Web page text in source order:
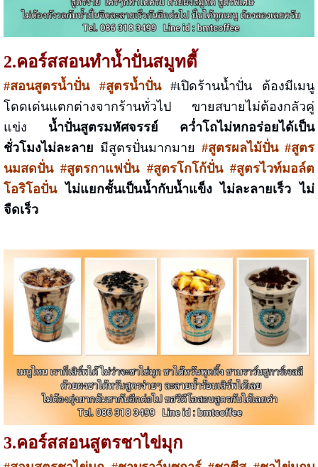
2.คอร์สสอนทำน้ำปั่นสมูทตี้
#สอนสูตรน้ำปั่น #สูตรน้ำปั่น
#เปิดร้านน้ำปั่น ต้องมีเมนู
โดดเด่นแตกต่างจากร้านทั่วไป ขายสบายไม่ต้องกลัวคู่
แข่ง น้ำปั่นสูตรมหัศจรรย์ คว่ำโถไม่หกอร่อยได้เป็น
ชั่วโมงไม่ละลาย มีสูตรปั่นมากมาย#สูตรผลไม้ปั่น #สูตร
นมสดปั่น #สูตรกาแฟปั่น #สูตรโกโก้ปั่น #สูตรไวท์มอล์ต
โอริโอปั่น ไม่แยกชั้นเป็นน้ำกับน้ำแข็ง ไม่ละลายเร็ว ไม่
จืดเร็ว
3.คอร์สสอนสูตรชาไข่มุก